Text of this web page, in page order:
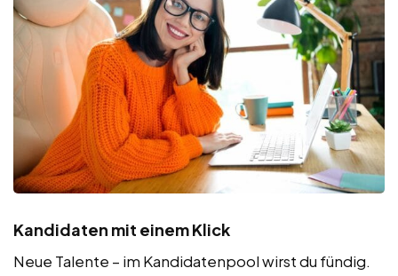
Kandidaten mit einem Klick
Neue Talente – im Kandidatenpool wirst du fündig.